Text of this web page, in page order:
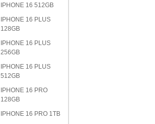
IPHONE 16 512GB
IPHONE 16 PLUS
128GB
IPHONE 16 PLUS
256GB
IPHONE 16 PLUS
512GB
IPHONE 16 PRO
128GB
IPHONE 16 PRO 1TB